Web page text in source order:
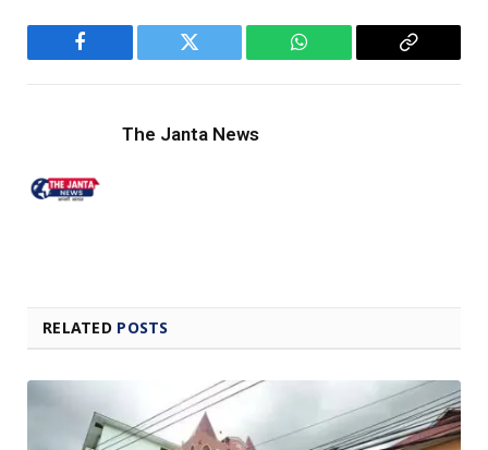
Facebook Twitter WhatsApp
Copy
The Janta News
RELATED POSTS